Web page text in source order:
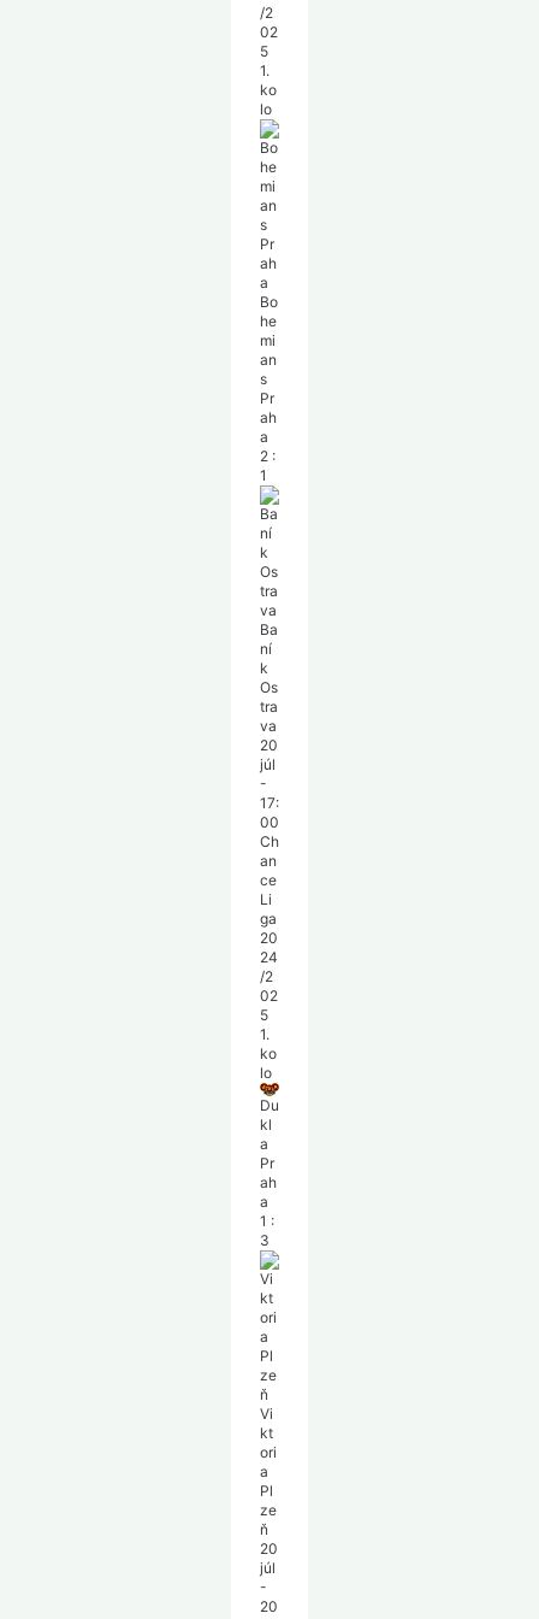
/2
02
5
1.
ko
lo
Bo
he
mi
an
s
Pr
ah
a
2 :
1
Ba
ní
k
Os
tra
va
20
júl
-
17:
00
Ch
an
ce
Li
ga
20
24
/2
02
5
1.
ko
lo
Du
kl
a
Pr
ah
a
1 :
3
Vi
kt
ori
a
Pl
ze
ň
20
júl
-
20